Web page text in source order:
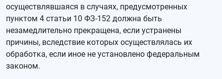
осуществлявшаяся в случаях, предусмотренных
пунктом 4 статьи 10 ФЗ-152 должна быть
незамедлительно прекращена, если устранены
причины, вследствие которых осуществлялась их
обработка, если иное не установлено федеральным
законом.